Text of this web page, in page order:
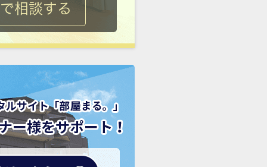
相談する